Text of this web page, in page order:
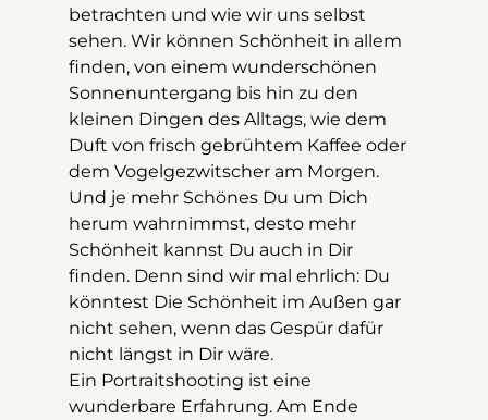
betrachten und wie wir uns selbst
sehen. Wir können Schönheit in allem
finden, von einem wunderschönen
Sonnenuntergang bis hin zu den
kleinen Dingen des Alltags, wie dem
Duft von frisch gebrühtem Kaffee oder
dem Vogelgezwitscher am Morgen.
Und je mehr Schönes Du um Dich
herum wahrnimmst, desto mehr
Schönheit kannst Du auch in Dir
finden. Denn sind wir mal ehrlich: Du
könntest Die Schönheit im Außen gar
nicht sehen, wenn das Gespür dafür
nicht längst in Dir wäre.
Ein Portraitshooting ist eine
wunderbare Erfahrung. Am Ende